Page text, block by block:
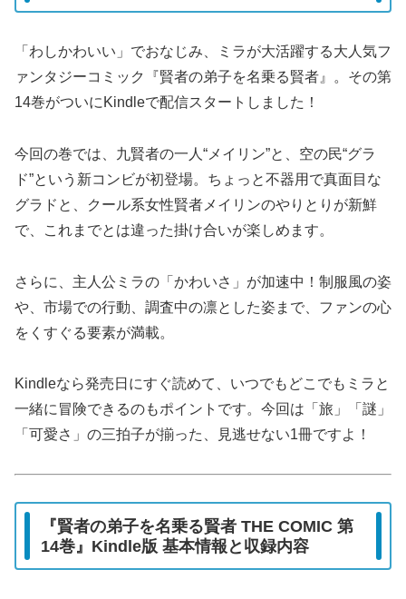
「わしかわいい」でおなじみ、ミラが大活躍する大人気フ
ァンタジーコミック『賢者の弟子を名乗る賢者』。その第
14巻がついにKindleで配信スタートしました！
今回の巻では、九賢者の一人“メイリン”と、空の民“グラ
ド”という新コンビが初登場。ちょっと不器用で真面目な
グラドと、クール系女性賢者メイリンのやりとりが新鮮
で、これまでとは違った掛け合いが楽しめます。
さらに、主人公ミラの「かわいさ」が加速中！制服風の姿
や、市場での行動、調査中の凛とした姿まで、ファンの心
をくすぐる要素が満載。
Kindleなら発売日にすぐ読めて、いつでもどこでもミラと
一緒に冒険できるのもポイントです。今回は「旅」「謎」
「可愛さ」の三拍子が揃った、見逃せない1冊ですよ！
『賢者の弟子を名乗る賢者 THE COMIC 第
14巻』Kindle版 基本情報と収録内容